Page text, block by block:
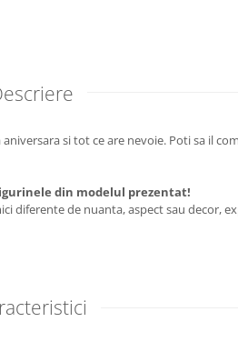
si tot ce are nevoie. Poti sa il
din modelul prezentat!
diferente de nuanta, aspect sau decor,